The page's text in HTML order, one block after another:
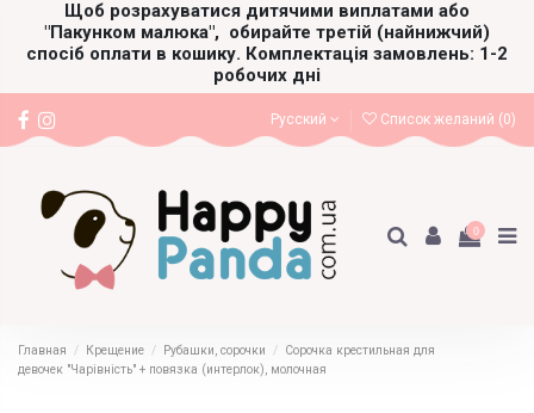
Щоб розрахуватися дитячими виплатами або
"Пакунком малюка", обирайте третій (найнижчий)
спосіб оплати в кошику. Комплектація замовлень: 1-2
робочих дні
Русский Список желаний (0)
0
Главная Крещение Рубашки, сорочки
Сорочка крестильная для
девочек "Чарівність" + повязка (интерлок), молочная